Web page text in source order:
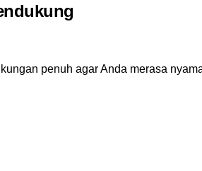
penuh agar Anda merasa